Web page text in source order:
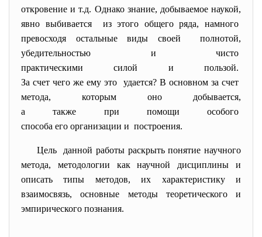
откровение и т.д. Однако знание, добываемое наукой,
явно выбивается из этого общего ряда, намного
превосходя остальные виды своей полнотой,
убедительностью и чисто
практическими силой и пользой.
За счет чего же ему это удается? В основном за счет
метода, которым оно добывается,
а также при помощи особого
способа его организации и построения.
Цель данной работы раскрыть понятие научного
метода, методологии как научной дисциплины и
описать типы методов, их характеристику и
взаимосвязь, основные методы теоретического и
эмпирического познания.